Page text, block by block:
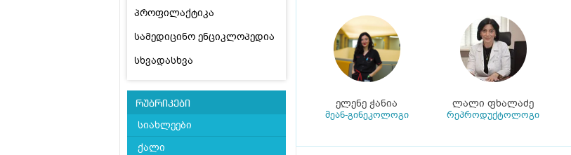
პროფილაქტიკა
სამედიცინო ენციკლოპედია
სხვადასხვა
რუბრიკები
სიახლეები
ქალი
ელენე ჭანია
მეან-გინეკოლოგი
ლალი ფხალაძე
რეპროდუქტოლოგი